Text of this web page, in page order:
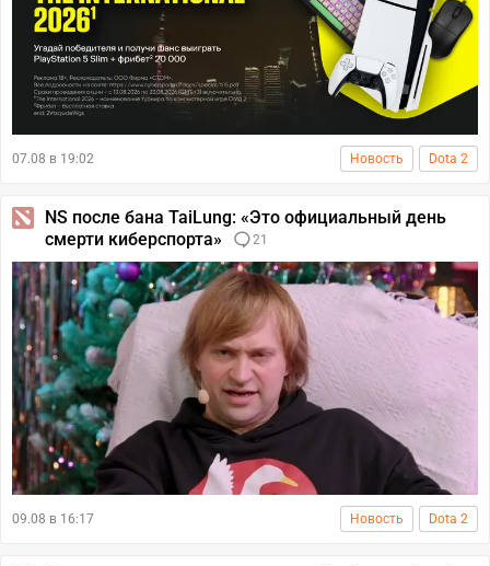
07.08 в 19:02 Новость Dota 2
NS после бана TaiLung: «Это официальный день
смерти киберспорта»
21
09.08 в 16:17 Новость Dota 2